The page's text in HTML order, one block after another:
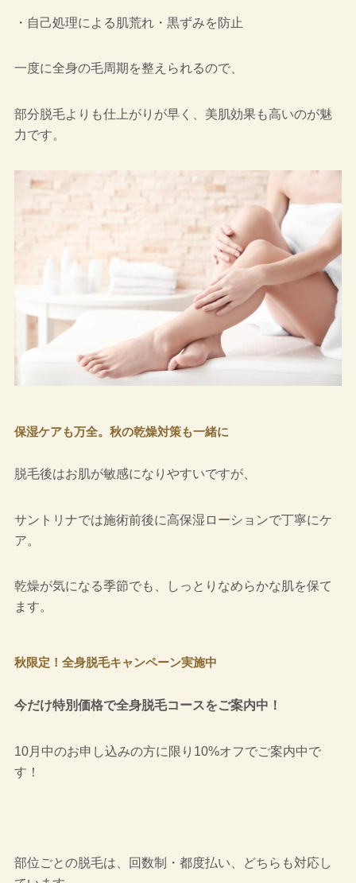
・ 自己処理による肌荒れ・黒ずみを防止
一度に全身の毛周期を整えられるので、
部分脱毛よりも仕上がりが早く、美肌効果も高いのが魅
力です。
保湿ケアも万全。秋の乾燥対策も一緒に
脱毛後はお肌が敏感になりやすいですが、
サントリナでは施術前後に高保湿ローションで丁寧にケ
ア。
乾燥が気になる季節でも、しっとりなめらかな肌を保て
ます。
秋限定！全身脱毛キャンペーン実施中
今だけ特別価格で全身脱毛コースをご案内中 ！
10月中のお申し込みの方に限り10%オフでご案内中で
す！
部位ごとの脱毛は、回数制・都度払い、どちらも対応し